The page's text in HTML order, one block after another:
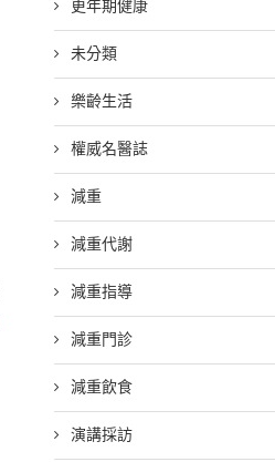
更年期健康
未分類
樂齡生活
權威名醫誌
減重
減重代謝
減重指導
減重門診
減重飲食
演講採訪